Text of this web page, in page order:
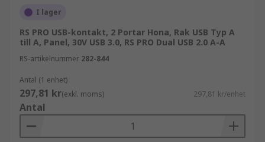
I lager
RS PRO USB-kontakt, 2 Portar Hona, Rak USB Typ A
till A, Panel, 30V USB 3.0, RS PRO Dual USB 2.0 A-A
RS-artikelnummer 282-844
Antal (1 enhet)
297,81 kr(exkl. moms) 297,81 kr/enhet
Antal